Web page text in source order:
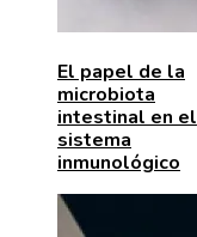
El papel de la
microbiota
intestinal en el
sistema
inmunológico